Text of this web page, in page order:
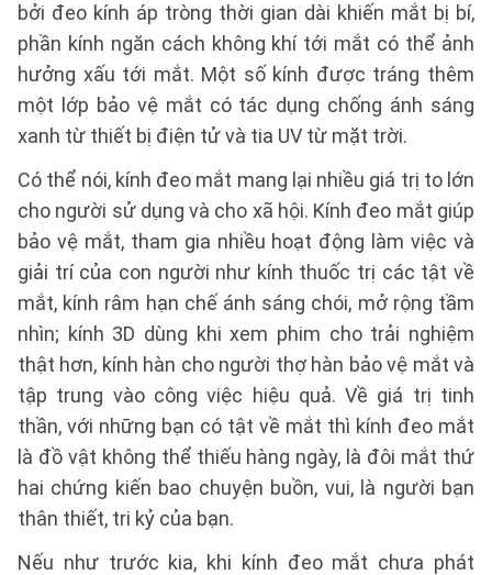
bởi đeo kính áp tròng thời gian dài khiến mắt bị bí,
phần kính ngăn cách không khí tới mắt có thể ảnh
hưởng xấu tới mắt. Một số kính được tráng thêm
một lớp bảo vệ mắt có tác dụng chống ánh sáng
xanh từ thiết bị điện tử và tia UV từ mặt trời.
Có thể nói, kính đeo mắt mang lại nhiều giá trị to lớn
cho người sử dụng và cho xã hội. Kính đeo mắt giúp
bảo vệ mắt, tham gia nhiều hoạt động làm việc và
giải trí của con người như kính thuốc trị các tật về
mắt, kính râm hạn chế ánh sáng chói, mở rộng tầm
nhìn; kính 3D dùng khi xem phim cho trải nghiệm
thật hơn, kính hàn cho người thợ hàn bảo vệ mắt và
tập trung vào công việc hiệu quả. Về giá trị tinh
thần, với những bạn có tật về mắt thì kính đeo mắt
là đồ vật không thể thiếu hàng ngày, là đôi mắt thứ
hai chứng kiến bao chuyện buồn, vui, là người bạn
thân thiết, tri kỷ của bạn.
Nếu như trước kia, khi kính đeo mắt chưa phát